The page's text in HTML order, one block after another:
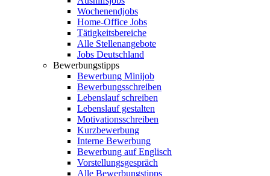
Wochenendjobs
Home-Office Jobs
Tätigkeitsbereiche
Alle Stellenangebote
Jobs Deutschland
Bewerbungstipps
Bewerbung Minijob
Bewerbungsschreiben
Lebenslauf schreiben
Lebenslauf gestalten
Motivationsschreiben
Kurzbewerbung
Interne Bewerbung
Bewerbung auf Englisch
Vorstellungsgespräch
Alle Bewerbungstipps